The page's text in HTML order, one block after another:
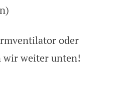
oder
wir weiter unten!